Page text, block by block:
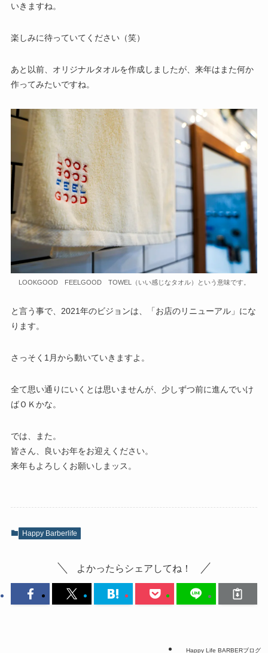
いきますね。
楽しみに待っていてください（笑）
あと以前、オリジナルタオルを作成しましたが、来年はまた何か
作ってみたいですね。
LOOKGOOD FEELGOOD TOWEL（いい感じなタオル）という意味です。
と言う事で、2021年のビジョンは、「お店のリニューアル」にな
ります。
さっそく1月から動いていきますよ。
全て思い通りにいくとは思いませんが、少しずつ前に進んでいけ
ばＯＫかな。
では、また。
皆さん、良いお年をお迎えください。
来年もよろしくお願いしまッス。
Happy Barberlife
よかったらシェアしてね！
Happy Life BARBERブログ